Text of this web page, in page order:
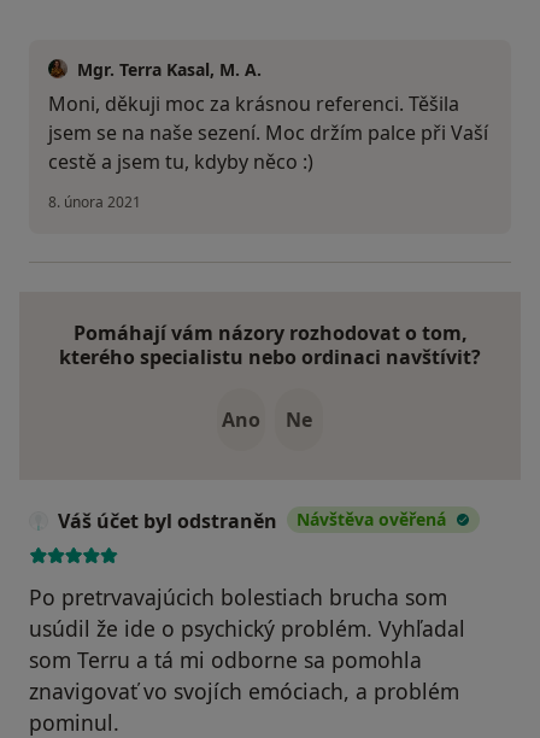
Mgr. Terra Kasal, M. A.
Moni, děkuji moc za krásnou referenci. Těšila
jsem se na naše sezení. Moc držím palce při Vaší
cestě a jsem tu, kdyby něco :)
8. února 2021
Pomáhají vám názory rozhodovat o tom,
kterého specialistu nebo ordinaci navštívit?
Ano Ne
Váš účet byl odstraněn Návštěva ověřená
Po pretrvavajúcich bolestiach brucha som
usúdil že ide o psychický problém. Vyhľadal
som Terru a tá mi odborne sa pomohla
znavigovať vo svojích emóciach, a problém
pominul.